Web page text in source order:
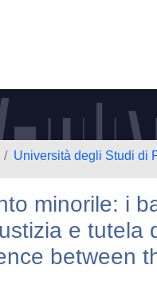
Università degli Studi di
minorile: i
e tutela
between